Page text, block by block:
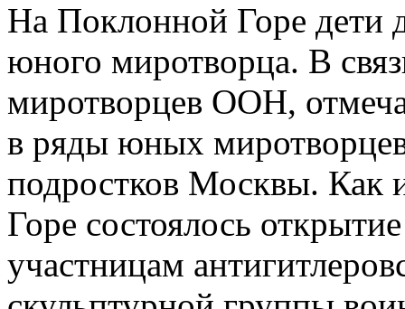
На Поклонной Горе дети
юного миротворца. В
миротворцев ООН,
в ряды юных
подростков Москвы. Как
Горе состоялось
участницам